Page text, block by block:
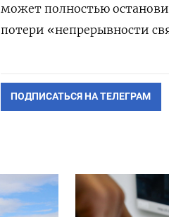
может полностью
потери «непрерывности
ПОДПИСАТЬСЯ НА ТЕЛЕГРАМ